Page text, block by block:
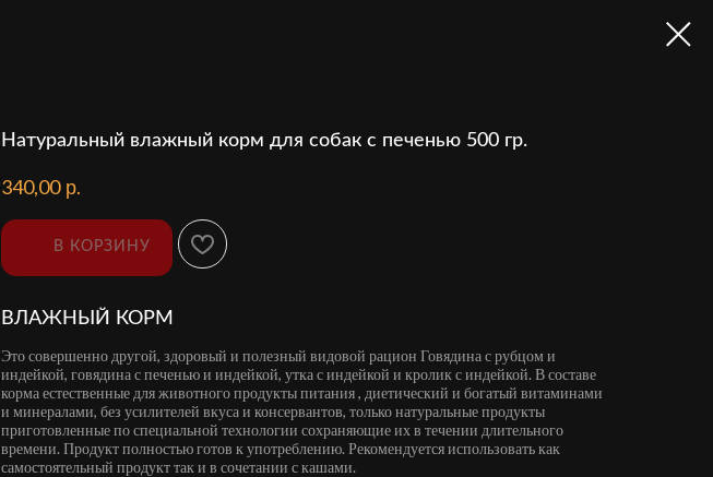
Натуральный влажный корм для собак с печенью 500 гр.
340,00 р.
В КОРЗИНУ
ВЛАЖНЫЙ КОРМ
Это совершенно другой, здоровый и полезный видовой рацион Говядина с рубцом и
индейкой, говядина с печенью и индейкой, утка с индейкой и кролик с индейкой. В составе
корма естественные для животного продукты питания , диетический и богатый витаминами
и минералами, без усилителей вкуса и консервантов, только натуральные продукты
приготовленные по специальной технологии сохраняющие их в течении длительного
времени. Продукт полностью готов к употреблению. Рекомендуется использовать как
самостоятельный продукт так и в сочетании с кашами.